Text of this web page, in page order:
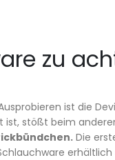
zu
ist die
stößt beim
Die
erhältlich